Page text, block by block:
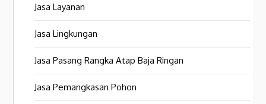
Jasa Layanan
Jasa Lingkungan
Jasa Pasang Rangka Atap Baja Ringan
Jasa Pemangkasan Pohon